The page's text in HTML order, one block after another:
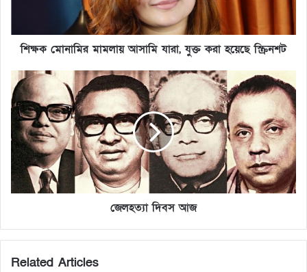
শিক্ষক মোনামির মামলায় আসামি যারা, যুক্ত করা হয়েছে স্ক্রিনশট
জেলহত্যা দিবস আজ
Related Articles